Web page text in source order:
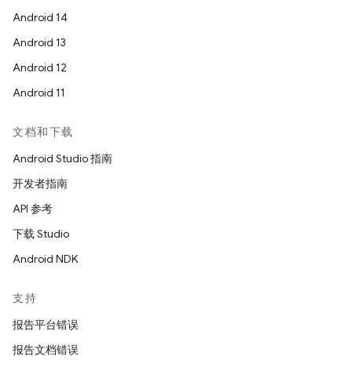
Android 14
Android 13
Android 12
Android 11
文档和下载
Android Studio 指南
开发者指南
API 参考
下载 Studio
Android NDK
支持
报告平台错误
报告文档错误